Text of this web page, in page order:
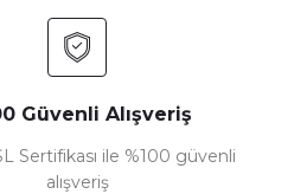
Güvenli Alışveriş
Sertifikası ile %100 güvenli
alışveriş